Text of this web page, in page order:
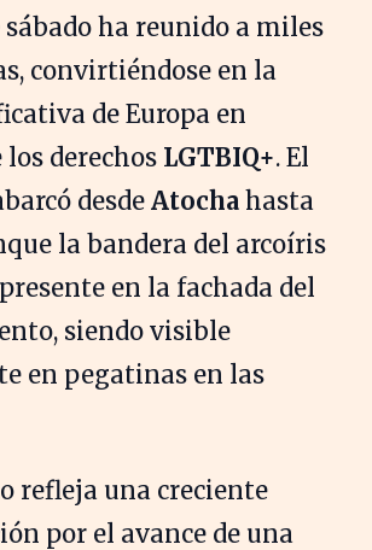
sábado ha reunido a miles
convirtiéndose en la
de Europa en
los derechos LGTBIQ+. El
desde Atocha hasta
la bandera del arcoíris
en la fachada del
siendo visible
en pegatinas en las
refleja una creciente
por el avance de una